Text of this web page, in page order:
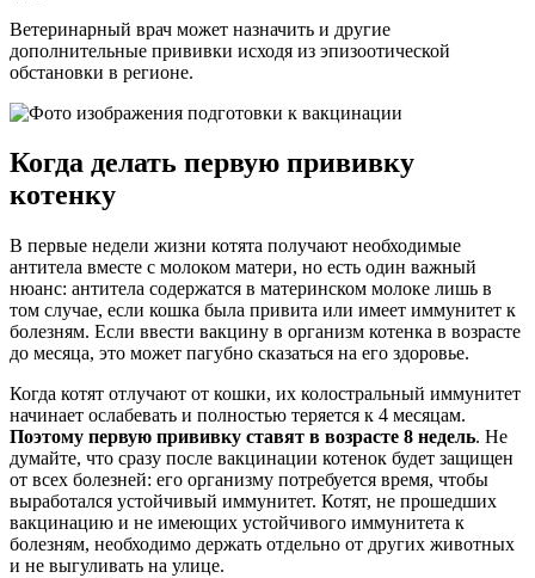
Ветеринарный врач может назначить и другие
дополнительные прививки исходя из эпизоотической
обстановки в регионе.
Когда делать первую прививку
котенку
В первые недели жизни котята получают необходимые
антитела вместе с молоком матери, но есть один важный
нюанс: антитела содержатся в материнском молоке лишь в
том случае, если кошка была привита или имеет иммунитет к
болезням. Если ввести вакцину в организм котенка в возрасте
до месяца, это может пагубно сказаться на его здоровье.
Когда котят отлучают от кошки, их колостральный иммунитет
начинает ослабевать и полностью теряется к 4 месяцам.
Поэтому первую прививку ставят в возрасте 8 недель. Не
думайте, что сразу после вакцинации котенок будет защищен
от всех болезней: его организму потребуется время, чтобы
выработался устойчивый иммунитет. Котят, не прошедших
вакцинацию и не имеющих устойчивого иммунитета к
болезням, необходимо держать отдельно от других животных
и не выгуливать на улице.